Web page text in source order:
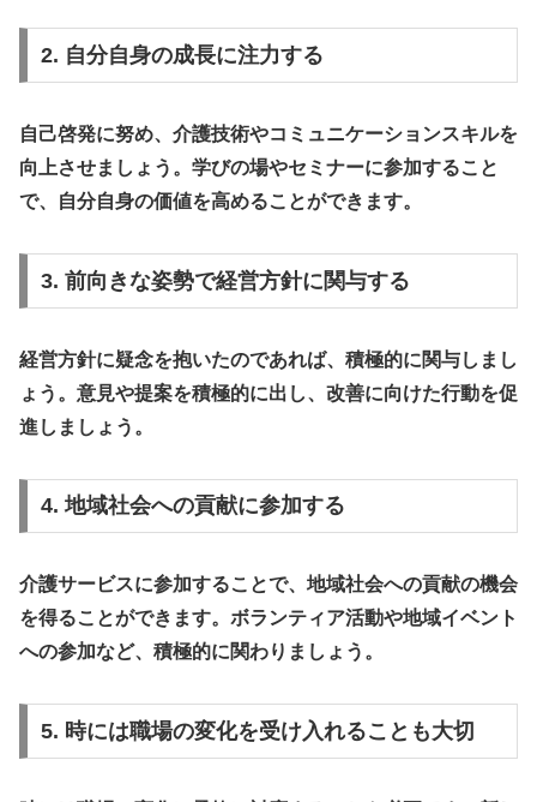
2. 自分自身の成長に注力する
自己啓発に努め、介護技術やコミュニケーションスキルを
向上させましょう。学びの場やセミナーに参加すること
で、自分自身の価値を高めることができます。
3. 前向きな姿勢で経営方針に関与する
経営方針に疑念を抱いたのであれば、積極的に関与しまし
ょう。意見や提案を積極的に出し、改善に向けた行動を促
進しましょう。
4. 地域社会への貢献に参加する
介護サービスに参加することで、地域社会への貢献の機会
を得ることができます。ボランティア活動や地域イベント
への参加など、積極的に関わりましょう。
5. 時には職場の変化を受け入れることも大切